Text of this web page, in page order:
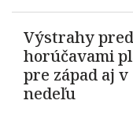
Výstrahy pred
horúčavami
pre západ aj v
nedeľu